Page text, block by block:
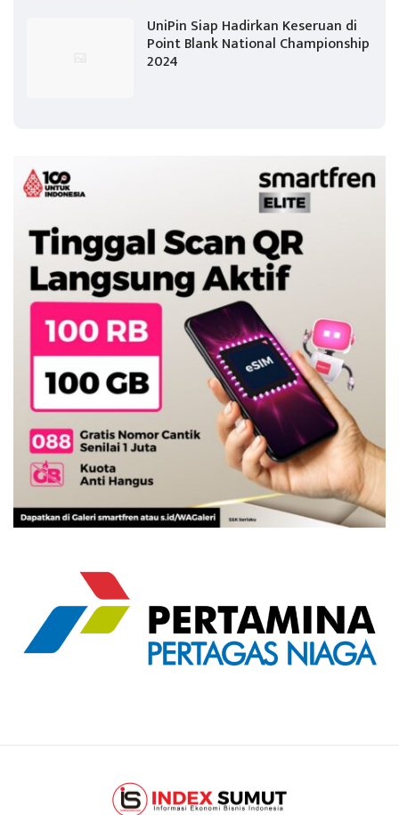
UniPin Siap Hadirkan Keseruan di
Point Blank National Championship
2024